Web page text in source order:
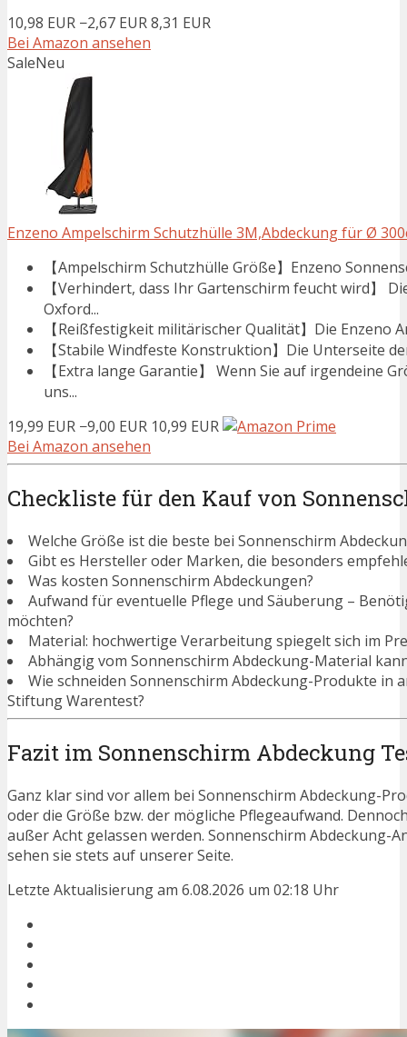
10,98 EUR −2,67 EUR8,31 EUR
Bei Amazon ansehen
SaleNeu
Enzeno Ampelschirm Schutzhülle 3M,Abdeckung für Ø
【Ampelschirm Schutzhülle Größe】Enzeno
【Verhindert, dass Ihr Gartenschirm feucht wird】
Oxford...
【Reißfestigkeit militärischer Qualität】Die Enzeno
【Stabile Windfeste Konstruktion】Die Unterseite
【Extra lange Garantie】 Wenn Sie auf irgendeine
uns...
19,99 EUR −9,00 EUR 10,99 EUR
Bei Amazon ansehen
Checkliste für den Kauf von
Welche Größe ist die beste bei Sonnenschirm
Gibt es Hersteller oder Marken, die besonders
Was kosten Sonnenschirm Abdeckungen?
Aufwand für eventuelle Pflege und Säuberung –
möchten?
Material: hochwertige Verarbeitung spiegelt sich im
Abhängig vom Sonnenschirm Abdeckung-Material
Wie schneiden Sonnenschirm Abdeckung-Produkte in
Stiftung Warentest?
Fazit im Sonnenschirm Abdeckung
Ganz klar sind vor allem bei Sonnenschirm Abdeckung-
oder die Größe bzw. der mögliche Pflegeaufwand.
außer Acht gelassen werden. Sonnenschirm
sehen sie stets auf unserer Seite.
Letzte Aktualisierung am 6.08.2026 um 02:18 Uhr